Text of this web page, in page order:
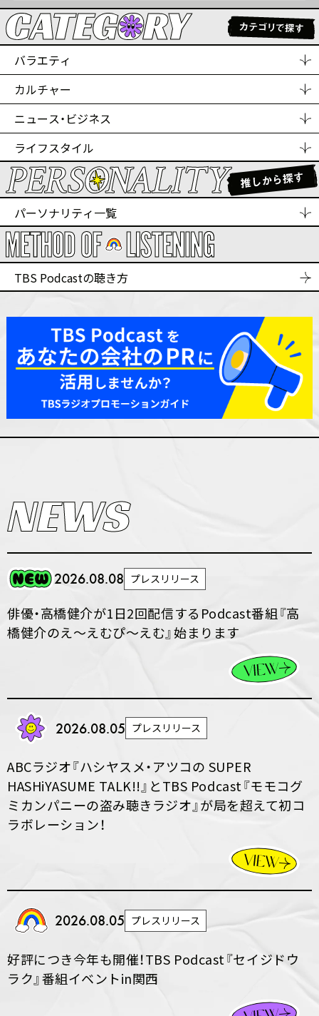
バラエティ
カルチャー
ニュース・ビジネス
ライフスタイル
パーソナリティ一覧
TBS Podcastの聴き方
2026.08.08 プレスリリース
俳優・高橋健介が1日2回配信するPodcast番組『高
橋健介のえ～えむぴ～えむ』始まります
2026.08.05 プレスリリース
ABCラジオ『ハシヤスメ・アツコの SUPER
HASHiYASUME TALK!!』とTBS Podcast『モモコグ
ミカンパニーの盗み聴きラジオ』が局を超えて初コ
ラボレーション！
2026.08.05 プレスリリース
好評につき今年も開催！TBS Podcast『セイジドウ
ラク』番組イベントin関西